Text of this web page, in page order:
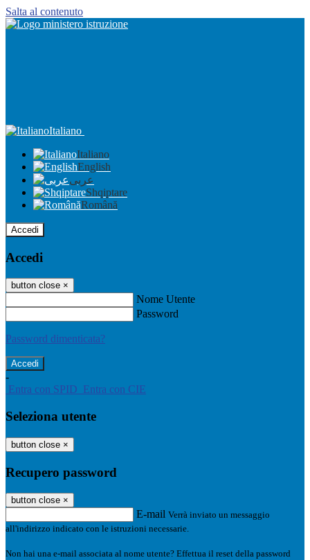
Salta al contenuto
Italiano
Italiano
English
عربى
Shqiptare
Română
Accedi
Accedi
button close ×
Nome Utente
Password
Password dimenticata?
-
Entra con SPID Entra con CIE
Seleziona utente
button close ×
Recupero password
button close ×
E-mail Verrà inviato un messaggio
all'indirizzo indicato con le istruzioni necessarie.
Non hai una e-mail associata al nome utente? Effettua il reset della password